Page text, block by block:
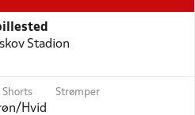
Stadion
Shorts
Hvid
Strømper